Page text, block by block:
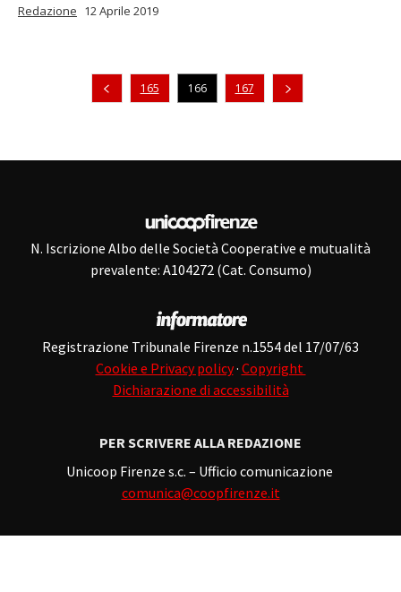
Redazione 12 Aprile 2019
Pagina precedente
165 166 167
N. Iscrizione Albo delle Società Cooperative e mutualità
prevalente: A104272 (Cat. Consumo)
Registrazione Tribunale Firenze n.1554 del 17/07/63
Cookie e Privacy policy· Copyright
Dichiarazione di accessibilità
PER SCRIVERE ALLA REDAZIONE
Unicoop Firenze s.c. – Ufficio comunicazione
comunica@coopfirenze.it